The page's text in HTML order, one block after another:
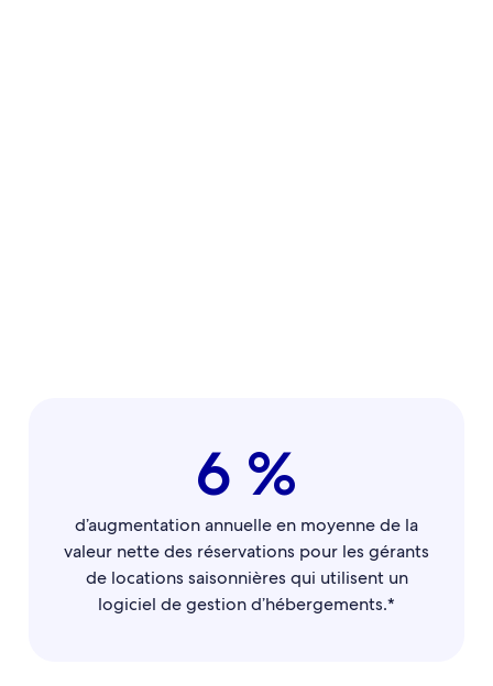
6 %
d’augmentation annuelle en moyenne de la
valeur nette des réservations pour les gérants
de locations saisonnières qui utilisent un
logiciel de gestion d’hébergements.*